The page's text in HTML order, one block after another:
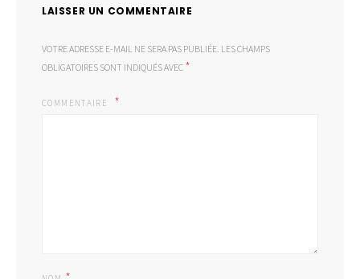
LAISSER UN COMMENTAIRE
VOTRE ADRESSE E-MAIL NE SERA PAS PUBLIÉE. LES CHAMPS
OBLIGATOIRES SONT INDIQUÉS AVEC *
COMMENTAIRE